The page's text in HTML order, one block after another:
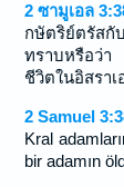
2 ซามูเอล
กษัตริย์ตรัส
ทราบหรือว่า
ชีวิตในอิสราเ
2 Samuel
Kral
bir adamın